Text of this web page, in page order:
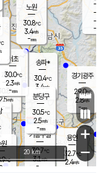
과천
℃
2.5m/s
- mm
용인
32.7℃
2.4m/s
경기광주
29.0℃
2.8m/s
-mm
-
-m/
-
노원
30.8℃
3.4m/s
-mm
송파*
30.4℃
3.4m/s
-mm
서초
30.0℃
2.3m/s
-mm
기흥구갈
30.7℃
3.1m/s
-
분당구
30.5℃
2.5m/s
-mm
℃
m/s
+
−
20 km